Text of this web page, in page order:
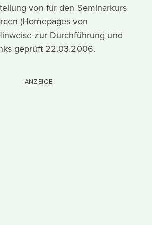
von für den Seminarkurs
(Homepages von
zur Durchführung und
geprüft 22.03.2006.
ANZEIGE